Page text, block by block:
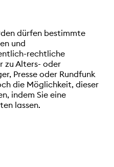
bestimmte
und
rechtliche
zu Alters- oder
Presse oder Rundfunk
die Möglichkeit, dieser
indem Sie eine
lassen.